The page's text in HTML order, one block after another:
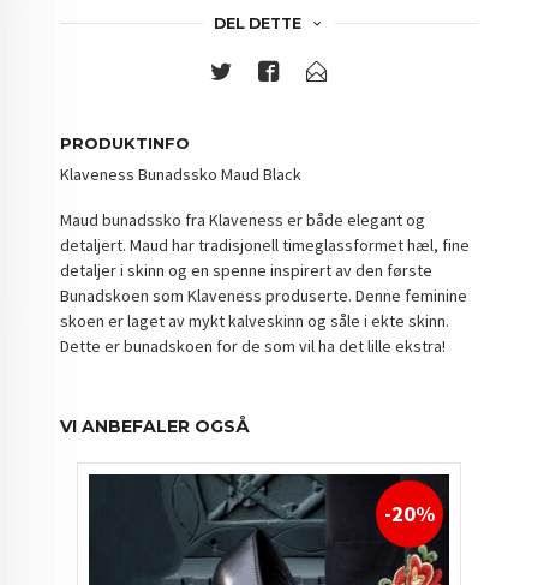
DEL DETTE
PRODUKTINFO
Klaveness Bunadssko Maud Black
Maud bunadssko fra Klaveness er både elegant og
detaljert. Maud har tradisjonell timeglassformet hæl, fine
detaljer i skinn og en spenne inspirert av den første
Bunadskoen som Klaveness produserte. Denne feminine
skoen er laget av mykt kalveskinn og såle i ekte skinn.
Dette er bunadskoen for de som vil ha det lille ekstra!
VI ANBEFALER OGSÅ
-20%